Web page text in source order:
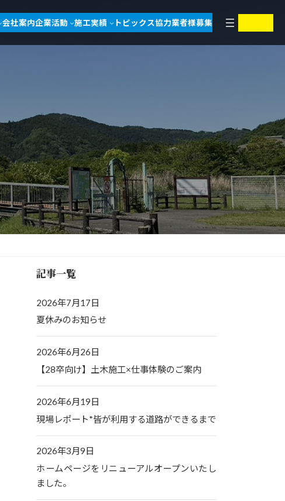
会社案内企業活動 施工実績 トピックス協力業者様募集
ア
ン
ア
ン
記事一覧
2026年7月17日
夏休みのお知らせ
2026年6月26日
【28卒向け】土木施工×仕事体験のご案内
2026年6月19日
現場レポート*皆が利用する道路ができるまで
2026年3月9日
ホームページをリニューアルオープンいたし
ました。